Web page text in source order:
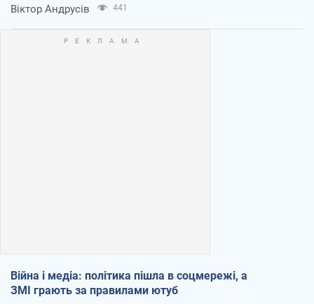
Віктор Андрусів 441
Війна і медіа: політика пішла в соцмережі, а
ЗМІ грають за правилами ютуб